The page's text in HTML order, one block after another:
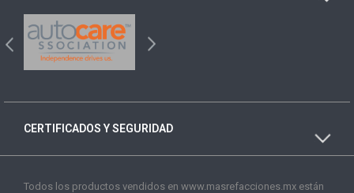
CERTIFICADOS Y SEGURIDAD
Todos los productos vendidos en www.masrefacciones.mx están